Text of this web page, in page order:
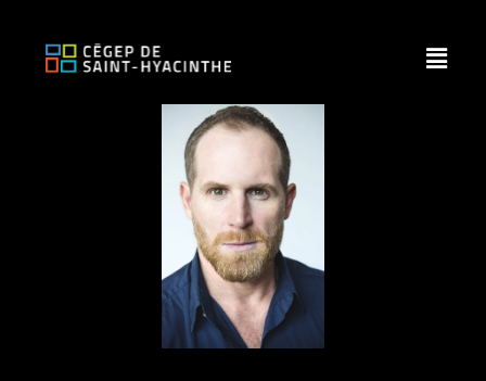
contenu